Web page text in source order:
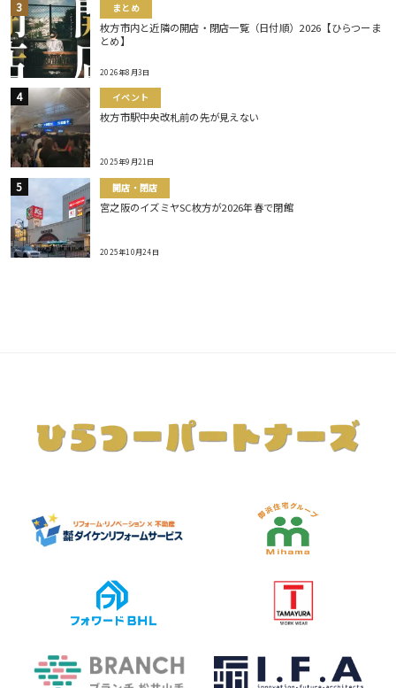
まとめ
枚方市内と近隣の開店・閉店一覧（日付順）2026【ひらつーま
とめ】
2026年8月3日
イベント
枚方市駅中央改札前の先が見えない
2025年9月21日
開店・閉店
宮之阪のイズミヤSC枚方が2026年春で閉館
2025年10月24日